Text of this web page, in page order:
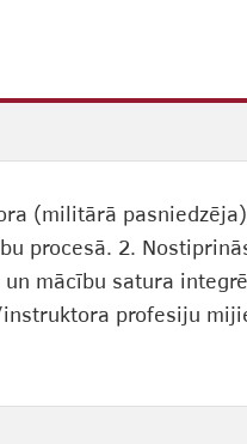
(militārā
procesā. 2.
mācību satura
profesiju